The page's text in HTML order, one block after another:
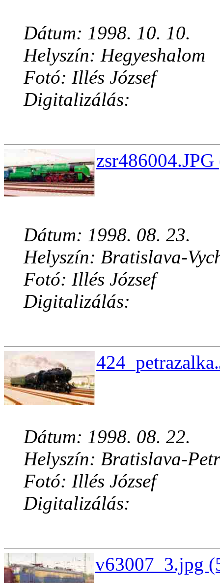
Dátum: 1998. 10. 10.
Helyszín: Hegyeshalom
Fotó: Illés József
Digitalizálás:
Dátum: 1998. 08. 23.
Helyszín: Bratislava-
Fotó: Illés József
Digitalizálás:
Dátum: 1998. 08. 22.
Helyszín: Bratislava-
Fotó: Illés József
Digitalizálás:
v63007_3.jpg